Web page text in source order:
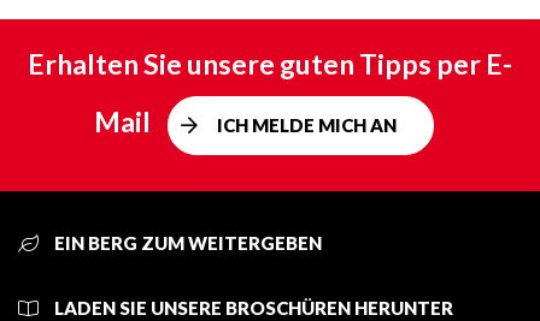
Erhalten Sie unsere guten Tipps per E-
Mail
ICH MELDE MICH AN
EIN BERG ZUM WEITERGEBEN
LADEN SIE UNSERE BROSCHÜREN HERUNTER